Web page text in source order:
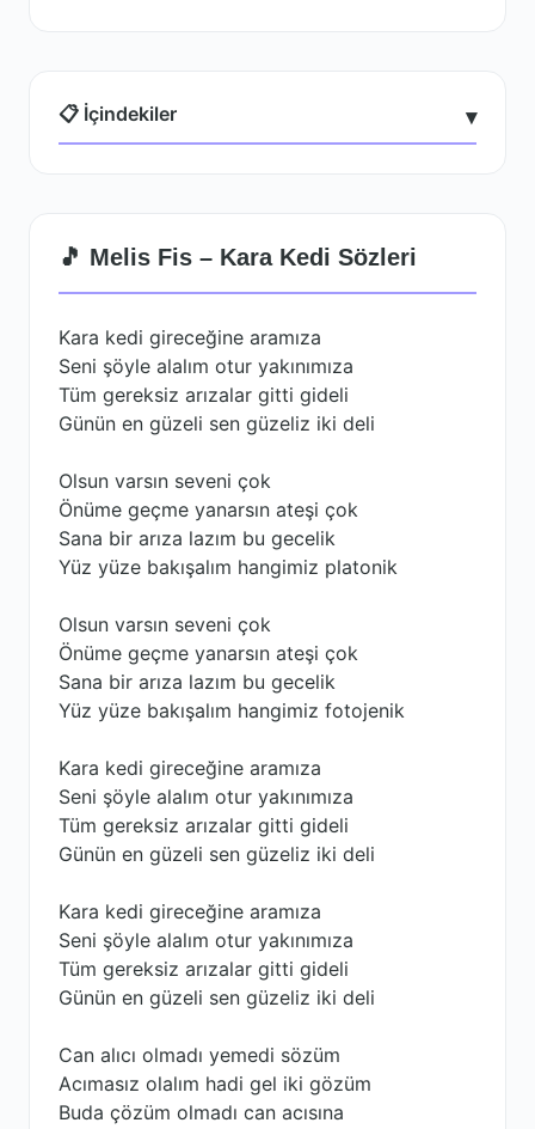
📋 İçindekiler ▾
🎵 Melis Fis – Kara Kedi Sözleri
Kara kedi gireceğine aramıza
Seni şöyle alalım otur yakınımıza
Tüm gereksiz arızalar gitti gideli
Günün en güzeli sen güzeliz iki deli
Olsun varsın seveni çok
Önüme geçme yanarsın ateşi çok
Sana bir arıza lazım bu gecelik
Yüz yüze bakışalım hangimiz platonik
Olsun varsın seveni çok
Önüme geçme yanarsın ateşi çok
Sana bir arıza lazım bu gecelik
Yüz yüze bakışalım hangimiz fotojenik
Kara kedi gireceğine aramıza
Seni şöyle alalım otur yakınımıza
Tüm gereksiz arızalar gitti gideli
Günün en güzeli sen güzeliz iki deli
Kara kedi gireceğine aramıza
Seni şöyle alalım otur yakınımıza
Tüm gereksiz arızalar gitti gideli
Günün en güzeli sen güzeliz iki deli
Can alıcı olmadı yemedi sözüm
Acımasız olalım hadi gel iki gözüm
Buda çözüm olmadı can acısına